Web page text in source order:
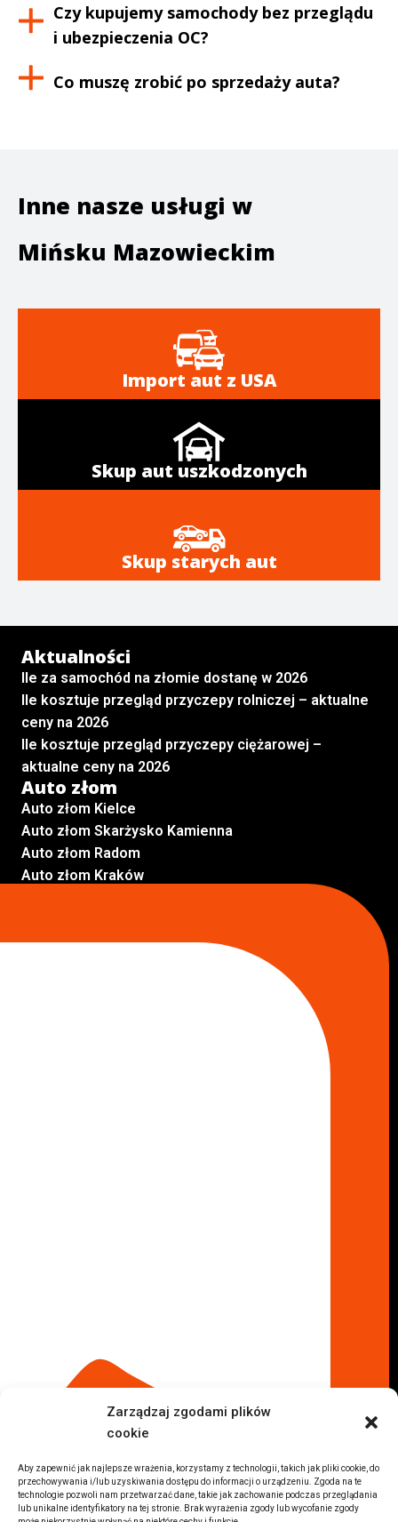
Zarządzaj zgodami plików
cookie
Aby zapewnić jak najlepsze wrażenia, korzystamy z technologii, takich jak pliki cookie, do
przechowywania i/lub uzyskiwania dostępu do informacji o urządzeniu. Zgoda na te
technologie pozwoli nam przetwarzać dane, takie jak zachowanie podczas przeglądania
lub unikalne identyfikatory na tej stronie. Brak wyrażenia zgody lub wycofanie zgody
Czy kupujemy samochody bez przeglądu
i ubezpieczenia OC?
Co muszę zrobić po sprzedaży auta?
Inne nasze usługi w
Mińsku Mazowieckim
Import aut z USA
Skup aut uszkodzonych
Skup starych aut
Aktualności
Ile za samochód na złomie dostanę w 2026
Ile kosztuje przegląd przyczepy rolniczej – aktualne
ceny na 2026
Ile kosztuje przegląd przyczepy ciężarowej –
aktualne ceny na 2026
Auto złom
Auto złom Kielce
Auto złom Skarżysko Kamienna
Auto złom Radom
Auto złom Kraków
Auto złom Pabianice
Komis samochodowy Lublin
Komis samochodowy Sochaczew
Inne Lokalizacje
Auta z USA Rzeszów
Auta z USA Białystok
Auta z USA Kraków